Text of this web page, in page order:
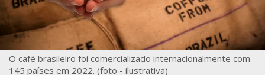
O café brasileiro foi comercializado internacionalmente com
145 países em 2022. (foto - ilustrativa)